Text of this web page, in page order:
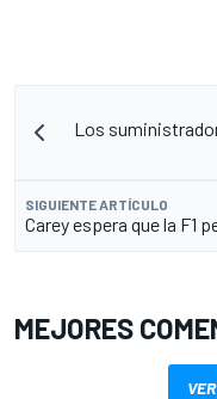
Los
SIGUIENTE ARTÍCULO
Carey espera que la F1
MEJORES